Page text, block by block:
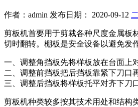
作者：admin 发布日期： 2020-09-12
剪板机首要用于剪裁各种尺度金属板
切时翻转。棚板是安全设备以避免发
一、调整角挡板先将样板放在台面上
二、调整前挡板把后挡板靠紧下刀口
三、调整后挡板将样板托平对齐下刀
剪板机种类较多按其技术用处和结构